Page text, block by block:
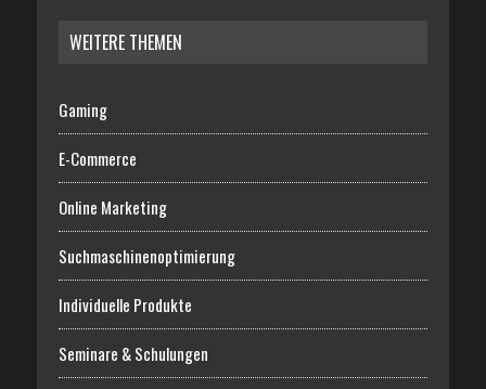
WEITERE THEMEN
Gaming
E-Commerce
Online Marketing
Suchmaschinenoptimierung
Individuelle Produkte
Seminare & Schulungen